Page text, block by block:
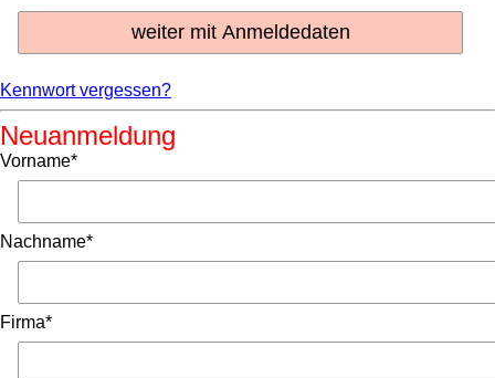
Kennwort vergessen?
Neuanmeldung
Vorname*
Nachname*
Firma*